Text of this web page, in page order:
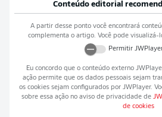
Conteúdo editorial
A partir desse ponto você encontrará
complementa o artigo. Você pode visualizá-
Permitir
Eu concordo que o conteúdo externo
ação permite que os dados pessoais sejam
os cookies sejam configurados por JWPlayer.
sobre essa ação no aviso de privacidade de
de cookies